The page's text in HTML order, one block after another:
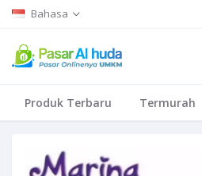
Bahasa
Produk Terbaru Termurah